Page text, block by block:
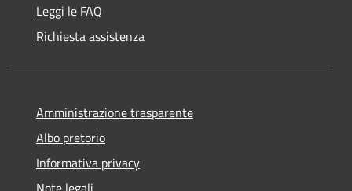
Leggi le FAQ
Richiesta assistenza
Amministrazione trasparente
Albo pretorio
Informativa privacy